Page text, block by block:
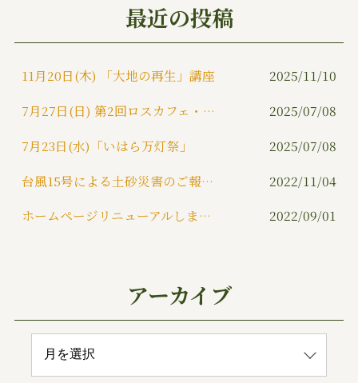
k
最近の投稿
11月20日(木) 「大地の再生」講座
2025/11/10
7月27日(日) 第2回ロスカフェ・シネマクラブ
2025/07/08
7月23日(水)「いはら万灯祭」
2025/07/08
台風15号による土砂災害のご報告（資料更新）
2022/11/04
ホームページリニューアルしました。
2022/09/01
アーカイブ